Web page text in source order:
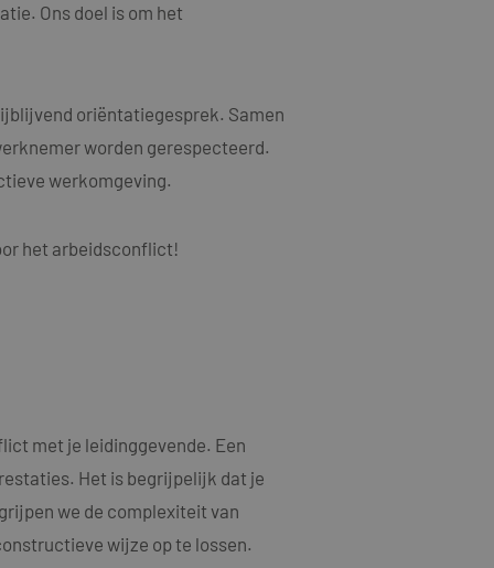
Ons doel is om het
oriëntatiegesprek. Samen
worden gerespecteerd.
werkomgeving.
het arbeidsconflict!
met je leidinggevende. Een
Het is begrijpelijk dat je
we de complexiteit van
wijze op te lossen.
sessie van de
om het
tussen veel
kunnen worden
mogelijk
te leveren,
informatie uit
eventuele
hij de genoemde
van Google)